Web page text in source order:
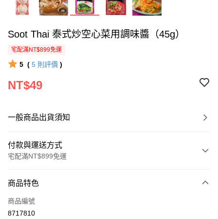
Soot Thai 泰式炒空心菜用調味醬（45g）
宅配滿NT$899免運
5 ( 5 則評價 )
NT$49
一般商品出貨須知
付款與運送方式
宅配滿NT$899免運
信用卡一次付款
LINE Pay
商品特色
商品編號
8717810